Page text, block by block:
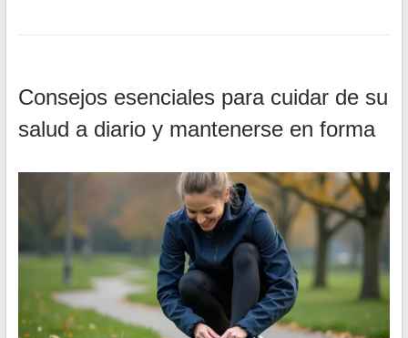
Consejos esenciales para cuidar de su
salud a diario y mantenerse en forma